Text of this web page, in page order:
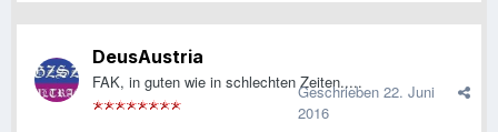
DeusAustria
FAK, in guten wie in schlechten Zeiten.....
Geschrieben 22. Juni
2016